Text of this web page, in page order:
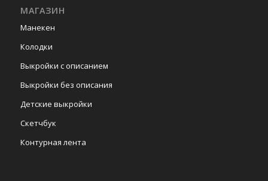
МАГАЗИН
Манекен
Колодки
Выкройки с описанием
Выкройки без описания
Детские выкройки
Скетчбук
Контурная лента